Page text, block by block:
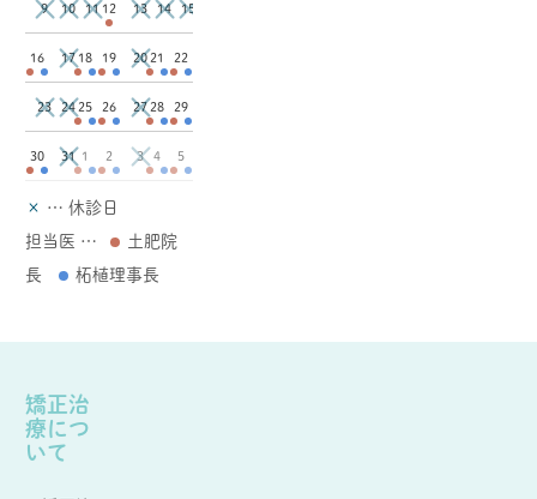
9 10 11 12 13 14 15
16 17 18 19 20 21 22
23 24 25 26 27 28 29
30 31 1 2 3 4 5
× … 休診日
担当医 …
土肥院
長
柘植理事長
矯正治
療につ
いて